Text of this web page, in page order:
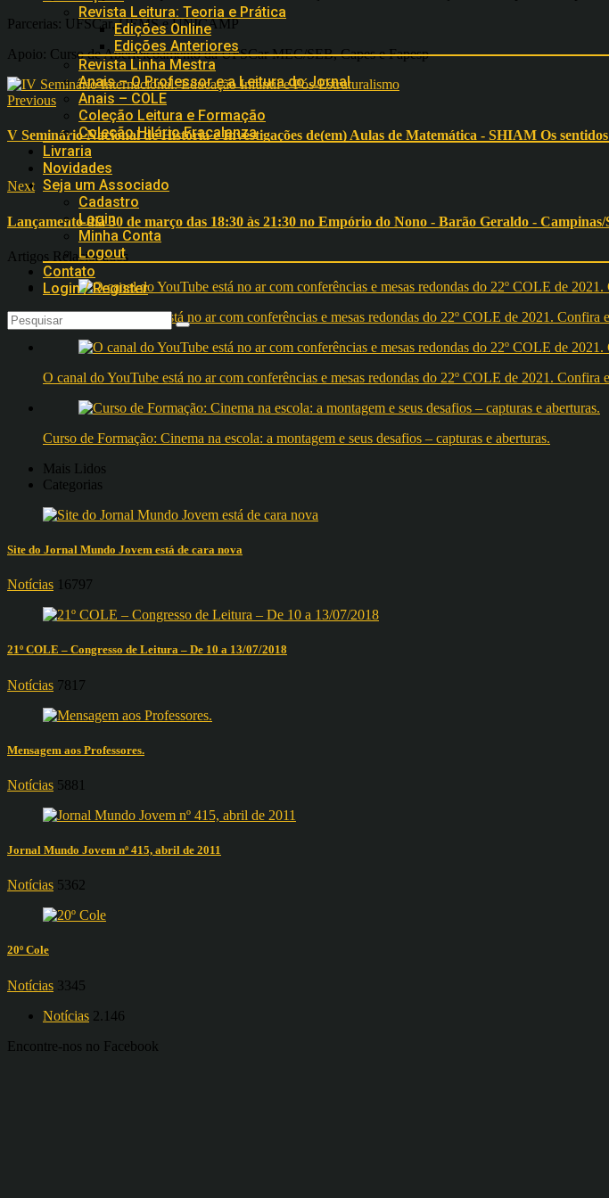
Revista Leitura: Teoria e Prática
Edições Online
Edições Anteriores
Revista Linha Mestra
Anais – O Professor e a Leitura do Jornal
Anais – COLE
Coleção Leitura e Formação
Coleção Hilário Fracalanza
Livraria
Novidades
Seja um Associado
Cadastro
Login
Minha Conta
Logout
Contato
Login / Register
Parcerias: UFSCar, UEMS e UNICAMP
Apoio: Curso de Aperfeiçoamento da UFSCar MEC/SEB, Capes e Fapesp
Previous
V Seminário Nacional de História e Investigações de(em) Aulas de Matemática - SHIAM Os
Next
Lançamento dia 30 de março das 18:30 às 21:30 no Empório do Nono - Barão Geraldo - Campinas/
Artigos Relacionados
O canal do YouTube está no ar com conferências e mesas redondas do 22º COLE de 2021.
O canal do YouTube está no ar com conferências e mesas redondas do 22º COLE de 2021.
Curso de Formação: Cinema na escola: a montagem e seus desafios – capturas e aberturas.
Mais Lidos
Categorias
Site do Jornal Mundo Jovem está de cara nova
Notícias 16797
21º COLE – Congresso de Leitura – De 10 a 13/07/2018
Notícias 7817
Mensagem aos Professores.
Notícias 5881
Jornal Mundo Jovem nº 415, abril de 2011
Notícias 5362
20º Cole
Notícias 3345
Notícias 2.146
Encontre-nos no Facebook